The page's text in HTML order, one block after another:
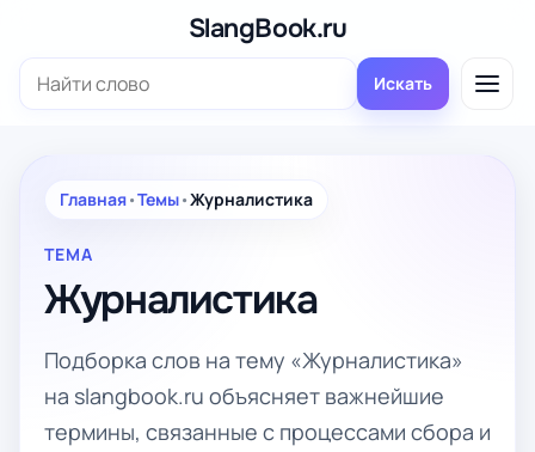
содержимому
SlangBook.ru
Поиск: Искать
Главная•Темы•Журналистика
ТЕМА
Журналистика
Подборка слов на тему «Журналистика»
на slangbook.ru объясняет важнейшие
термины, связанные с процессами сбора и